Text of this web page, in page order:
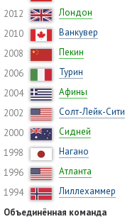
2012
Лондон
2010
Ванкувер
2008
Пекин
2006
Турин
2004
Афины
2002
Солт-Лейк-Сити
2000
Сидней
1998
Нагано
1996
Атланта
1994
Лиллехаммер
Объединённая команда